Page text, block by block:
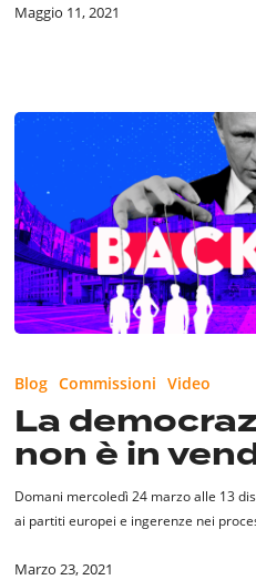
Maggio 11, 2021
europea
in
vendita
Blog Commissioni Video
La
non è in
Domani mercoledì 24 marzo alle 13
ai partiti europei e ingerenze nei
Marzo 23, 2021